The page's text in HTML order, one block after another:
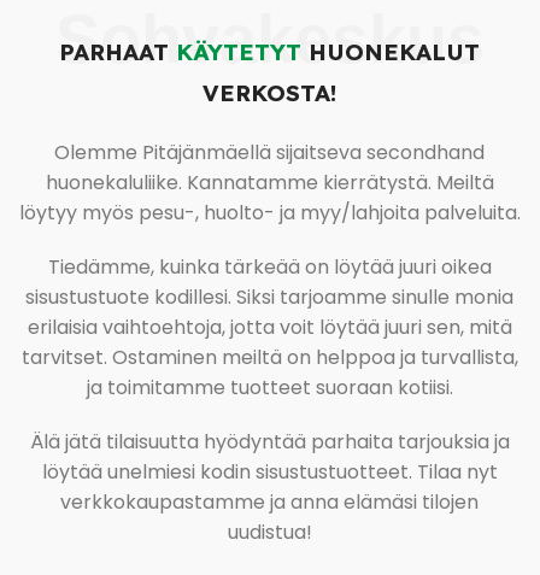
Sohvakeskus
PARHAAT KÄYTETYT HUONEKALUT
VERKOSTA!
Olemme Pitäjänmäellä sijaitseva secondhand
huonekaluliike. Kannatamme kierrätystä. Meiltä
löytyy myös pesu-, huolto- ja myy/lahjoita palveluita.
Tiedämme, kuinka tärkeää on löytää juuri oikea
sisustustuote kodillesi. Siksi tarjoamme sinulle monia
erilaisia vaihtoehtoja, jotta voit löytää juuri sen, mitä
tarvitset. Ostaminen meiltä on helppoa ja turvallista,
ja toimitamme tuotteet suoraan kotiisi.
Älä jätä tilaisuutta hyödyntää parhaita tarjouksia ja
löytää unelmiesi kodin sisustustuotteet. Tilaa nyt
verkkokaupastamme ja anna elämäsi tilojen
uudistua!